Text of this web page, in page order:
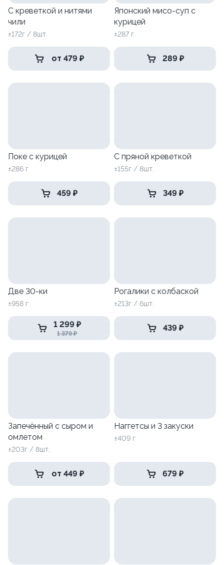
С креветкой и нитями
чили
±172г / 8шт.
от 479 ₽
Японский мисо-суп с
курицей
±287 г
289 ₽
Поке с курицей
±286 г
459 ₽
С пряной креветкой
±155г / 8шт.
349 ₽
Две 30-ки
±958 г
1 299 ₽
1 379 ₽
Рогалики с колбаской
±213г / 6шт.
439 ₽
Запечённый с сыром и
омлетом
±203г / 8шт.
от 449 ₽
Наггетсы и 3 закуски
±409 г
679 ₽